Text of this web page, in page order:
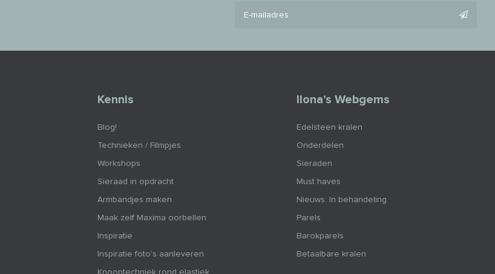
Kennis
Blog!
Technieken / Filmpjes
Workshops
Sieraad in opdracht
Armbandjes maken
Maak zelf Maxima oorbellen
Inspiratie
Inspiratie foto's aanleveren
Ilona’s Webgems
Edelsteen kralen
Onderdelen
Sieraden
Must haves
Nieuws: In behandeling
Parels
Barokparels
Betaalbare kralen